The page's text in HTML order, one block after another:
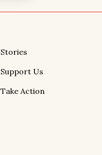
Stories
Support Us
Take Action